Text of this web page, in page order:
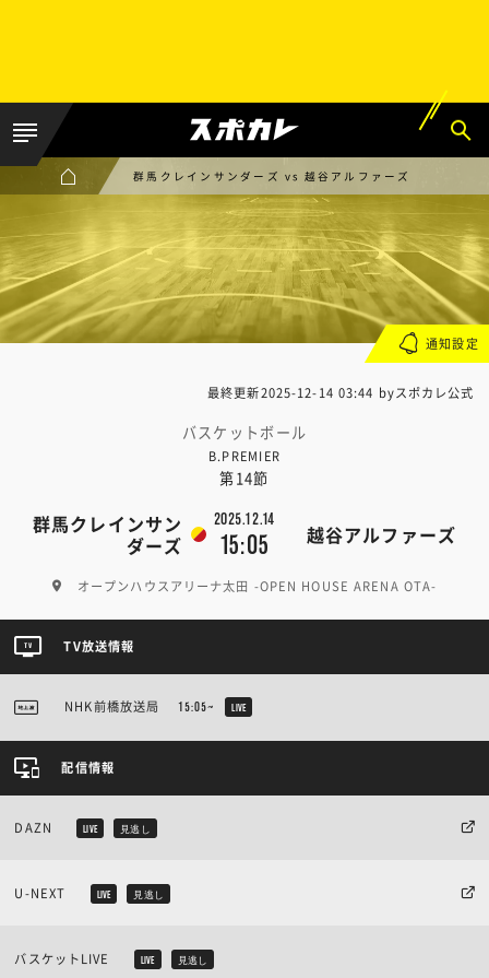
群馬クレインサンダーズ vs 越谷アルファーズ
最終更新2025-12-14 03:44 byスポカレ公式
バスケットボール
B.PREMIER
第14節
群馬クレインサン
ダーズ
2025.12.14
15:05 越谷アルファーズ
オープンハウスアリーナ太田 -OPEN HOUSE ARENA OTA-
通知設定
TV放送情報
NHK前橋放送局 15:05~ LIVE
配信情報
DAZN LIVE 見逃し
U-NEXT LIVE 見逃し
バスケットLIVE LIVE 見逃し